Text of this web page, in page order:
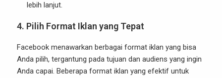
lebih lanjut.
4. Pilih Format Iklan yang Tepat
Facebook menawarkan berbagai format iklan yang bisa
Anda pilih, tergantung pada tujuan dan audiens yang ingin
Anda capai. Beberapa format iklan yang efektif untuk